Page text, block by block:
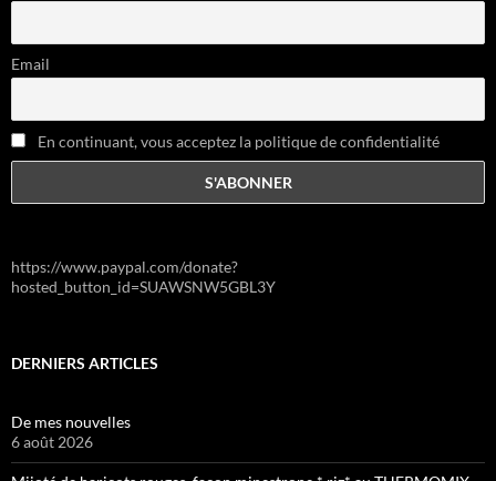
Email
En continuant, vous acceptez la politique de confidentialité
https://www.paypal.com/donate?
hosted_button_id=SUAWSNW5GBL3Y
DERNIERS ARTICLES
De mes nouvelles
6 août 2026